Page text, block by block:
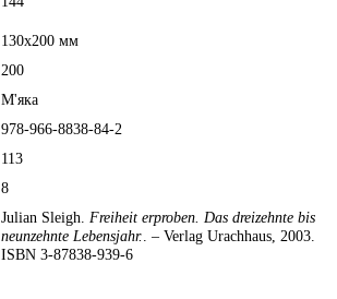
130х200 мм
200
М'яка
978-966-8838-84-2
113
8
Julian Sleigh. Freiheit erproben. Das dreizehnte bis
neunzehnte Lebensjahr. . – Verlag Urachhaus, 2003.
ISBN 3-87838-939-6